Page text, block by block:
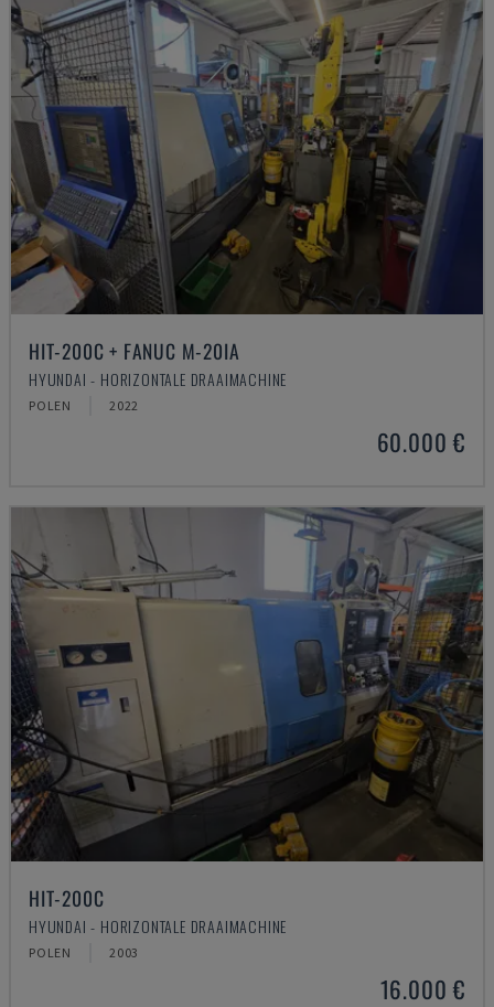
HIT-200C + FANUC M-20IA
HYUNDAI - HORIZONTALE DRAAIMACHINE
POLEN 2022
60.000 €
HIT-200C
HYUNDAI - HORIZONTALE DRAAIMACHINE
POLEN 2003
16.000 €